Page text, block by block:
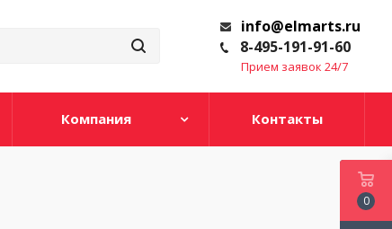
info@elmarts.ru
8-495-191-91-60
Прием заявок 24/7
Компания Контакты
0